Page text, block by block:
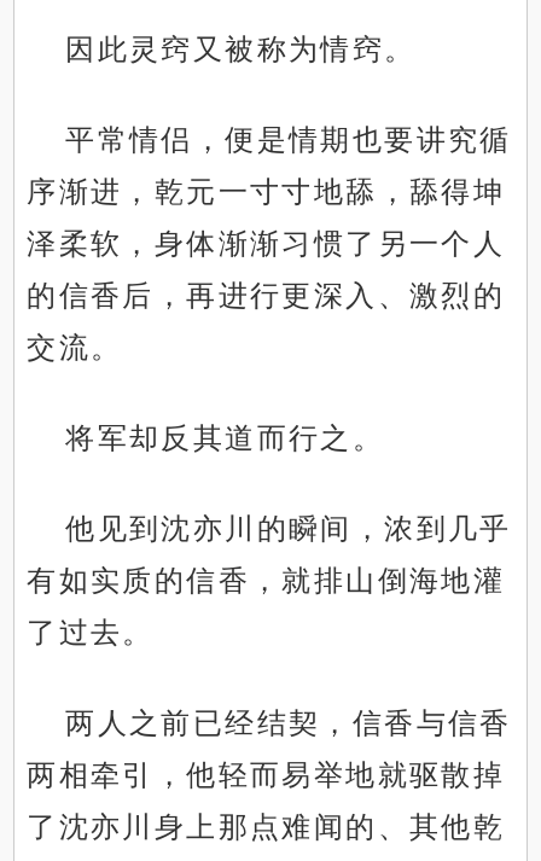
因此灵窍又被称为情窍。
平常情侣，便是情期也要讲究循
序渐进，乾元一寸寸地舔，舔得坤
泽柔软，身体渐渐习惯了另一个人
的信香后，再进行更深入、激烈的
交流。
将军却反其道而行之。
他见到沈亦川的瞬间，浓到几乎
有如实质的信香，就排山倒海地灌
了过去。
两人之前已经结契，信香与信香
两相牵引，他轻而易举地就驱散掉
了沈亦川身上那点难闻的、其他乾